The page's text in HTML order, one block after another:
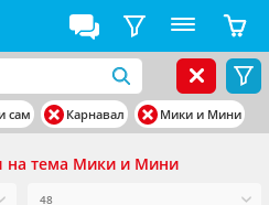
сам Карнавал Мики и Мини
на тема Мики и Мини